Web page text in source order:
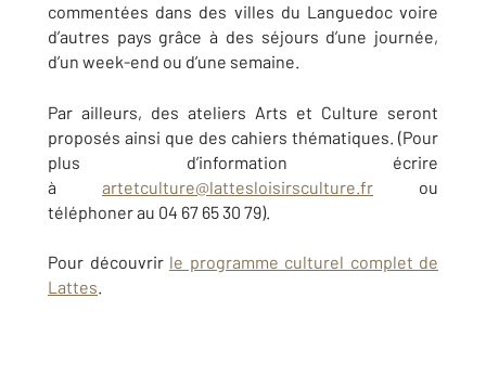
commentées dans des villes du Languedoc voire
d’autres pays grâce à des séjours d’une journée,
d’un week-end ou d’une semaine.
Par ailleurs, des ateliers Arts et Culture seront
proposés ainsi que des cahiers thématiques. (Pour
plus d’information écrire
à artetculture@lattesloisirsculture.fr ou
téléphoner au 04 67 65 30 79).
Pour découvrir le programme culturel complet de
Lattes.